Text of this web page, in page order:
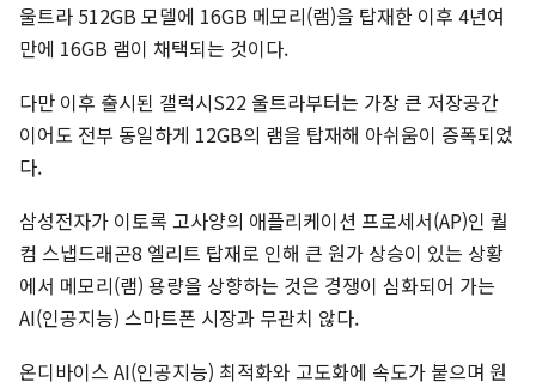
울트라 512GB 모델에 16GB 메모리(램)을 탑재한 이후 4년여
만에 16GB 램이 채택되는 것이다.
다만 이후 출시된 갤럭시S22 울트라부터는 가장 큰 저장공간
이어도 전부 동일하게 12GB의 램을 탑재해 아쉬움이 증폭되었
다.
삼성전자가 이토록 고사양의 애플리케이션 프로세서(AP)인 퀄
컴 스냅드래곤8 엘리트 탑재로 인해 큰 원가 상승이 있는 상황
에서 메모리(램) 용량을 상향하는 것은 경쟁이 심화되어 가는
AI(인공지능) 스마트폰 시장과 무관치 않다.
온디바이스 AI(인공지능) 최적화와 고도화에 속도가 붙으며 원